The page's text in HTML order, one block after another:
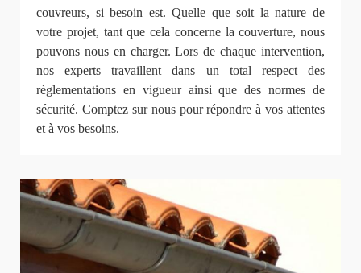
couvreurs, si besoin est. Quelle que soit la nature de
votre projet, tant que cela concerne la couverture, nous
pouvons nous en charger. Lors de chaque intervention,
nos experts travaillent dans un total respect des
règlementations en vigueur ainsi que des normes de
sécurité. Comptez sur nous pour répondre à vos attentes
et à vos besoins.